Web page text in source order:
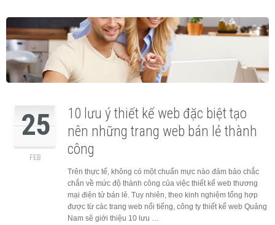
25
FEB
10 lưu ý thiết kế web đặc biệt tạo
nên những trang web bán lẻ thành
công
Trên thực tế, không có một chuẩn mực nào đảm bảo chắc
chắn về mức độ thành công của việc thiết kế web thương
mại điện tử bán lẻ. Tuy nhiên, theo kinh nghiệm tổng hợp
được từ các trang web nổi tiếng, công ty thiết kế web Quảng
Nam sẽ giới thiệu 10 lưu …